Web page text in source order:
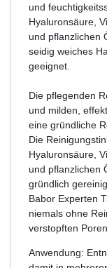
und
Hyaluronsäure,
und pflanzlichen
seidig weiches
geeignet.
Die pflegenden
und milden,
eine gründliche
Die
Hyaluronsäure,
und pflanzlichen
gründlich
Babor Experten
niemals ohne
verstopften
Anwendung: